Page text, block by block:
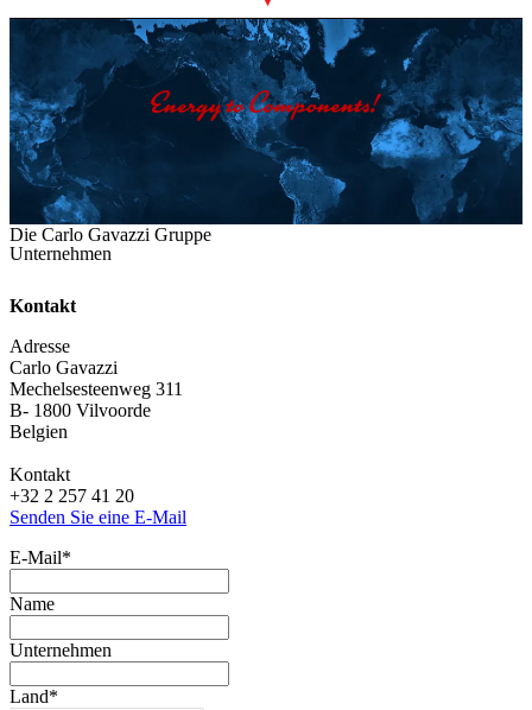
Die Carlo Gavazzi Gruppe
Unternehmen
Kontakt
Adresse
Carlo Gavazzi
Mechelsesteenweg 311
B- 1800 Vilvoorde
Belgien
Kontakt
+32 2 257 41 20
Senden Sie eine E-Mail
E-Mail*
Name
Unternehmen
Land*